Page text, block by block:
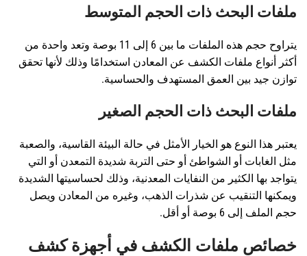
ملفات البحث ذات الحجم المتوسط
يتراوح حجم هذه الملفات ما بين 6 إلى 11 بوصة وتعد واحدة من
أكثر أنواع ملفات الكشف عن المعادن استخدامًا وذلك لأنها تحقق
توازن جيد بين العمق المستهدف والحساسية.
ملفات البحث ذات الحجم الصغير
يعتبر هذا النوع هو الخيار الأمثل في حالة البيئة القاسية، والصعبة
مثل الغابات أو الشواطئ أو حتى التربة شديدة التمعدن أو التي
يتواجد بها الكثير من النفايات المعدنية، وذلك لحساسيتها الشديدة
ويمكنها التنقيب عن شذرات الذهب، وغيره من المعادن ويصل
حجم الملف إلى 6 بوصة أو أقل.
خصائص ملفات الكشف في أجهزة كشف